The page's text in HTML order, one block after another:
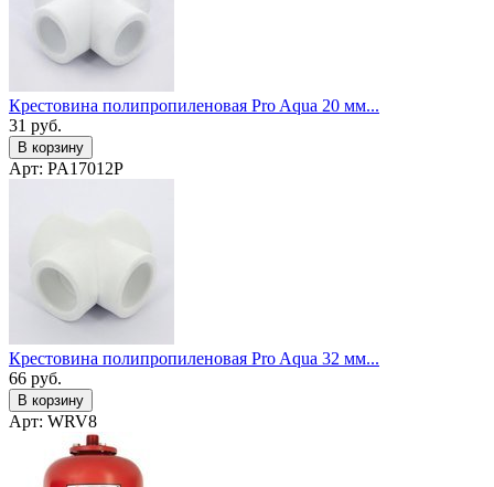
Крестовина полипропиленовая Pro Aqua 20 мм...
31 руб.
В корзину
Арт: PA17012P
Крестовина полипропиленовая Pro Aqua 32 мм...
66 руб.
В корзину
Арт: WRV8